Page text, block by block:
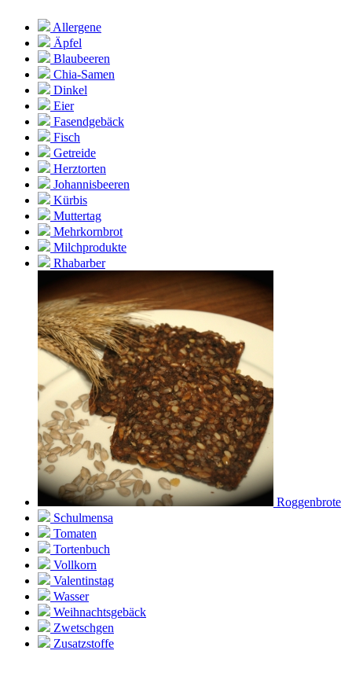
Allergene
Äpfel
Blaubeeren
Chia-Samen
Dinkel
Eier
Fasendgebäck
Fisch
Getreide
Herztorten
Johannisbeeren
Kürbis
Muttertag
Mehrkornbrot
Milchprodukte
Rhabarber
Roggenbrote
Schulmensa
Tomaten
Tortenbuch
Vollkorn
Valentinstag
Wasser
Weihnachtsgebäck
Zwetschgen
Zusatzstoffe